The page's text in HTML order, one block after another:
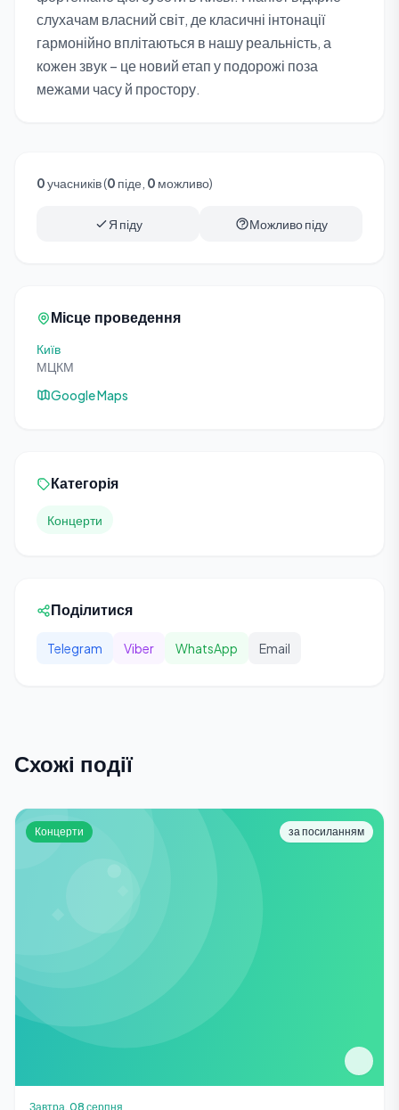
слухачам власний світ, де класичні інтонації
гармонійно вплітаються в нашу реальність, а
кожен звук – це новий етап у подорожі поза
межами часу й простору.
0учасників (0 піде, 0 можливо)
Я піду Можливо піду
Місце проведення
Київ
МЦКМ
Google Maps
Категорія
Концерти
Поділитися
Telegram Viber WhatsApp Email
Схожі події
Концерти за посиланням
Завтра, 08 серпня